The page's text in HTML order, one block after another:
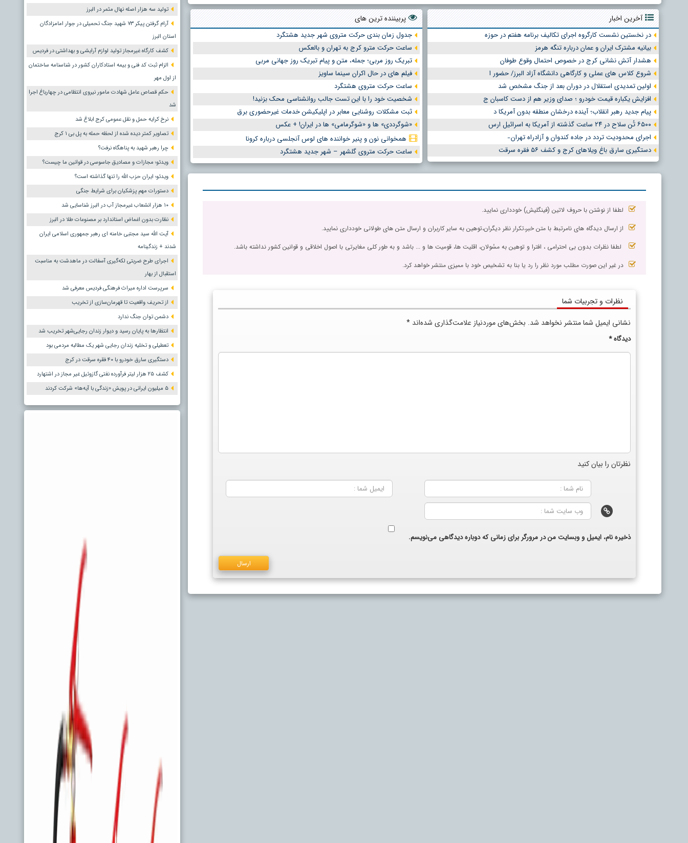
آخرین اخبار
در نخستین نشست کارگروه اجرای تکالیف برنامه هفتم در حوزه
بیانیه مشترک ایران و عمان درباره تنگه هرمز
هشدار آتش نشانی کرج در خصوص احتمال وقوع طوفان
شروع کلاس های عملی و کارگاهی دانشگاه آزاد البرز/ حضور ا
اولین تمدیدی استقلال در دوران بعد از جنگ مشخص شد
افزایش یکباره قیمت خودرو ؛ صدای وزیر هم از دست کاسبان ج
پیام جدید رهبر انقلاب؛ آینده درخشان منطقه بدون آمریکا د
۶۵۰۰ تُن سلاح در ۲۴ ساعت گذشته از آمریکا به اسرائیل ارس
اجرای محدودیت تردد در جاده کندوان و آزادراه تهران ̵
دستگیری سارق باغ ویلاهای کرج و کشف ۵۶ فقره سرقت
پربیننده ترین های
جدول زمان بندی حرکت متروی شهر جدید هشتگرد
ساعت حرکت مترو کرج به تهران و بالعکس
تبریک روز مربی؛ جمله، متن و پیام تبریک روز جهانی مربی
فیلم های در حال اکران سینما ساویز
ساعت حرکت متروی هشتگرد
شخصیت خود را با این تست جالب روانشناسی محک بزنید!
ثبت مشکلات روشنایی معابر در اپلیکیشن خدمات غیرحضوری برق
«شوگرددی» ها و «شوگرمامی» ها در ایران! + عکس
همخوانی نون و پنیر خواننده های لوس آنجلسی درباره کرونا
ساعت حرکت متروی گلشهر – شهر جدید هشتگرد
لطفا از نوشتن با حروف لاتین (فینگلیش) خودداری نمایید.
از ارسال دیدگاه های نامرتبط با متن خبر،تکرار نظر دیگران،توهین به سایر کاربران و ارسال متن های طولانی خودداری نمایید.
لطفا نظرات بدون بی احترامی ، افترا و توهین به مسٔولان، اقلیت ها، قومیت ها و ... باشد و به طور کلی مغایرتی با اصول اخلاقی و قوانین کشور نداشته باشد.
در غیر این صورت مطلب مورد نظر را رد یا بنا به تشخیص خود با ممیزی منتشر خواهد کرد.
نظرات و تجربیات شما
نشانی ایمیل شما منتشر نخواهد شد. بخش‌های موردنیاز علامت‌گذاری شده‌اند *
دیدگاه*
نظرتان را بیان کنید
ذخیره نام، ایمیل و وبسایت من در مرورگر برای زمانی که دوباره دیدگاهی می‌نویسم.
تولید سه هزار اصله نهال مثمر در البرز
آرام گرفتن پیکر ۷۳ شهید جنگ تحمیلی در جوار امامزادگان
استان البرز
کشف کارگاه غیرمجاز تولید لوازم آرایشی و بهداشتی در فردیس
الزام ثبت کد فنی و بیمه استادکاران کشور در شناسنامه ساختمان
از اول مهر
حکم قصاص عامل شهادت مامور نیروی انتظامی در چهارباغ اجرا
شد
نرخ کرایه حمل و نقل عمومی کرج ابلاغ شد
تصاویر کمتر دیده شده از لحظه حمله به پل بی ۱ کرج
چرا رهبر شهید به پناهگاه نرفت؟
ویدئو؛ مجازات و مصادیق جاسوسی در قوانین ما چیست؟
ویدئو؛ ایران حزب الله را تنها گذاشته است؟
دستورات مهم پزشکیان برای شرایط جنگی
۱۰ هزار انشعاب غیرمجاز آب در البرز شناسایی شد
نظارت بدون اغماض استاندارد بر مصنوعات طلا در البرز
آیت الله سید مجتبی خامنه ای رهبر جمهوری اسلامی ایران
شدند + زندگینامه
اجرای طرح ضربتی لکه‌گیری آسفالت در ماهدشت به مناسبت
استقبال از بهار
سرپرست اداره میراث فرهنگی فردیس معرفی شد
از تحریف واقعیت تا قهرمان‌سازی از تخریب
دشمن توان جنگ ندارد
انتظارها به پایان رسید و دیوار زندان رجایی‌شهر تخریب شد
تعطیلی و تخلیه زندان رجایی شهر یک مطالبه مردمی بود
دستگیری سارق خودرو با ۴۰ فقره سرقت در کرج
کشف ۲۵ هزار لیتر فرآورده نفتی گازوئیل غیر مجاز در اشتهارد
۵ میلیون ایرانی در پویش «زندگی با آیه‌ها» شرکت کردند